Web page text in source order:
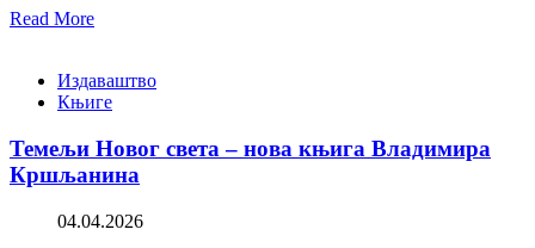
Read More
Издаваштво
Књиге
Темељи Новог света – нова књига Владимира
Кршљанина
04.04.2026